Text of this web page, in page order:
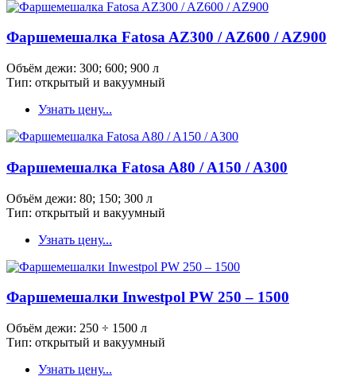
Фаршемешалка Fatosa AZ300 / AZ600 / AZ900
Объём дежи: 300; 600; 900 л
Тип: открытый и вакуумный
Узнать цену...
Фаршемешалка Fatosa A80 / A150 / A300
Объём дежи: 80; 150; 300 л
Тип: открытый и вакуумный
Узнать цену...
Фаршемешалки Inwestpol PW 250 – 1500
Объём дежи: 250 ÷ 1500 л
Тип: открытый и вакуумный
Узнать цену...